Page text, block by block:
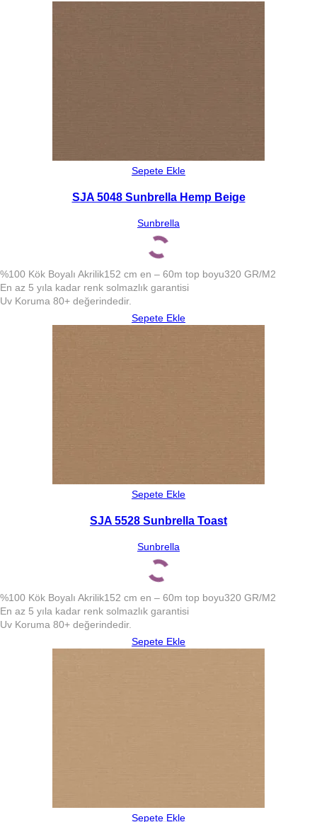
Sepete Ekle
SJA 5048 Sunbrella Hemp Beige
Sunbrella
%100 Kök Boyalı Akrilik152 cm en – 60m top boyu320 GR/M2
En az 5 yıla kadar renk solmazlık garantisi
Uv Koruma 80+ değerindedir.
Sepete Ekle
Sepete Ekle
SJA 5528 Sunbrella Toast
Sunbrella
%100 Kök Boyalı Akrilik152 cm en – 60m top boyu320 GR/M2
En az 5 yıla kadar renk solmazlık garantisi
Uv Koruma 80+ değerindedir.
Sepete Ekle
Sepete Ekle